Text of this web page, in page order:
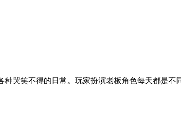
哭笑不得的日常。玩家扮演老板角色每天都是不